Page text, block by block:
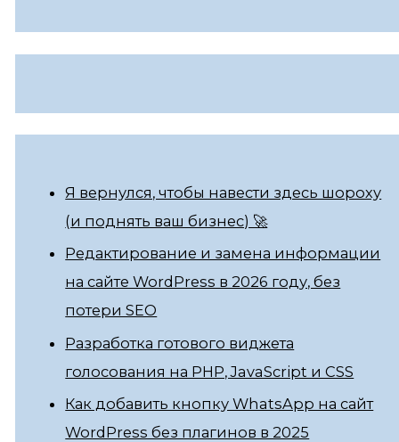
Я вернулся, чтобы навести здесь шороху
(и поднять ваш бизнес) 🚀
Редактирование и замена информации
на сайте WordPress в 2026 году, без
потери SEO
Разработка готового виджета
голосования на PHP, JavaScript и CSS
Как добавить кнопку WhatsApp на сайт
WordPress без плагинов в 2025